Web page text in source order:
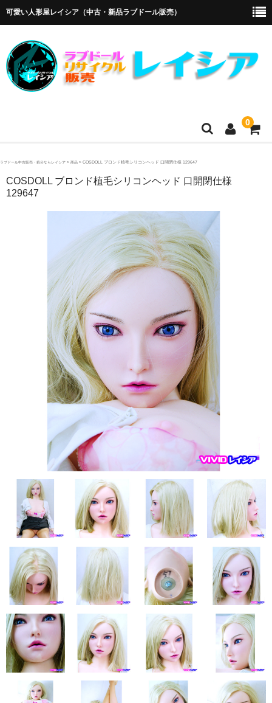
可愛い人形屋レイシア（中古・新品ラブドール販売）
0
ホーム
メーカー・販売代理店
オリエント工業
アルテトキオ
フレンド技研（ミクロメイド）
人造人RZR DOLL
Sanhui Doll
Sino DOLL
XYcolo Doll
CAT DOLL
KISS DOLL
DOLLHOUSE168
JY DOLL
eles
DOLL4EVER
アップルトレーディングカンパニー
KUMA STORE
ベルドール東京
ラモンドール
ラブドール中古販売・処分ならレイシア > 商品 > COSDOLL ブロンド植毛シリコンヘッド 口開閉仕様 129647
COSDOLL ブロンド植毛シリコンヘッド 口開閉仕様
129647